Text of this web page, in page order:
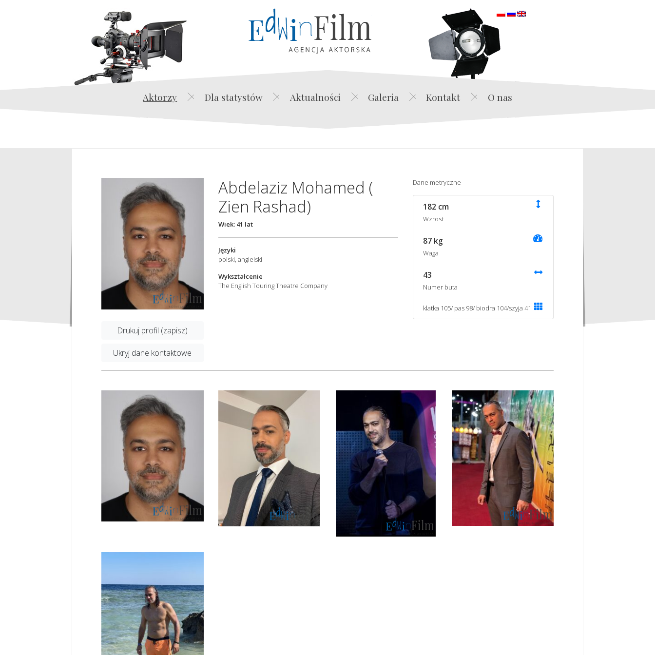
Edwin Film Agencja Aktorska
Aktorzy Dla statystów Aktualności Galeria Kontakt O nas
Drukuj profil (zapisz)
Ukryj dane kontaktowe
Abdelaziz Mohamed (
Zien Rashad)
Wiek: 41 lat
Języki
polski, angielski
Wykształcenie
The English Touring Theatre Company
Dane metryczne
182 cm
Wzrost
87 kg
Waga
43
Numer buta
klatka 105/ pas 98/ biodra 104/szyja 41